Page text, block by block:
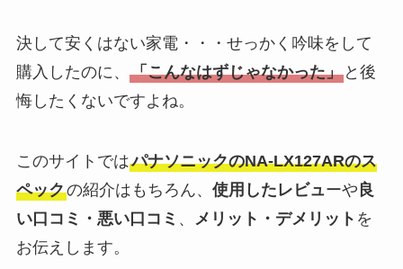
決して安くはない家電・・・せっかく吟味をして
購入したのに、 「こんなはずじゃなかった」と後
悔したくないですよね。
このサイトではパナソニックのNA-LX127ARのス
ペックの紹介はもちろん、 使用したレビューや 良
い口コミ・悪い口コミ 、 メリット・デメリット を
お伝えします。